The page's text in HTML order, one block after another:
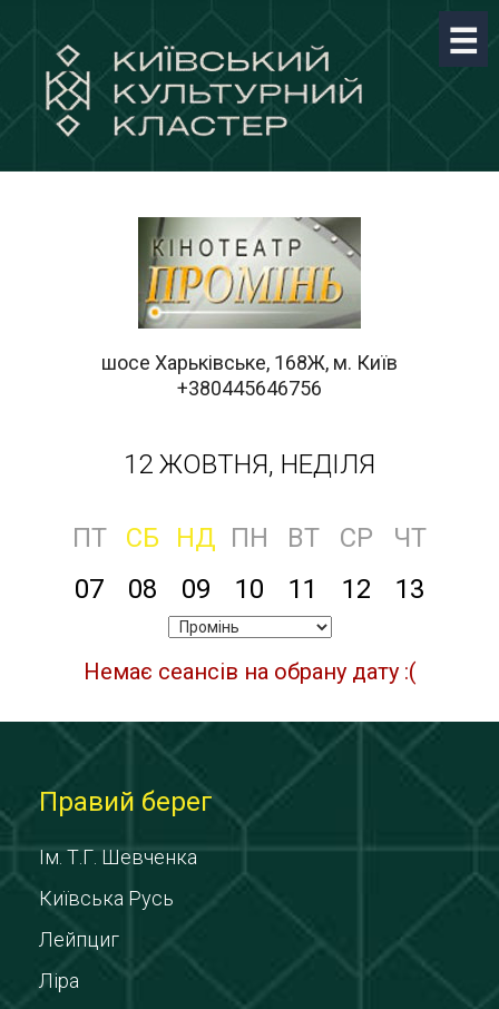
шосе Харьківське, 168Ж, м. Київ
+380445646756
12 ЖОВТНЯ, НЕДІЛЯ
ПТ СБ НД ПН ВТ СР
ЧТ
07
08 09 10 11 12 13
Немає сеансів на обрану дату :(
Правий берег
Ім. Т.Г. Шевченка
Київська Русь
Лейпциг
Ліра